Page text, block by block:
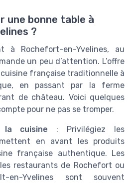
une bonne table à
?
à Rochefort-en-Yvelines, au
un peu d’attention. L’offre
française traditionnelle à
en passant par la ferme
de château. Voici quelques
pour ne pas se tromper.
cuisine : Privilégiez les
en avant les produits
française authentique. Les
restaurants de Rochefort ou
en-Yvelines sont souvent